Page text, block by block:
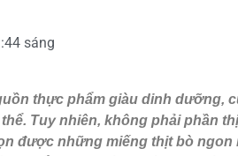
sáng
thực phẩm giàu dinh dưỡng,
Tuy nhiên, không phải phần
được những miếng thịt bò